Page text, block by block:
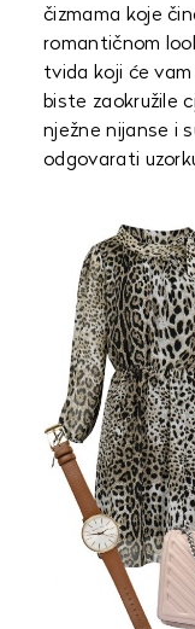
čizmama koje
romantičnom
tvida koji će
biste zaokružile
nježne nijanse i
odgovarati